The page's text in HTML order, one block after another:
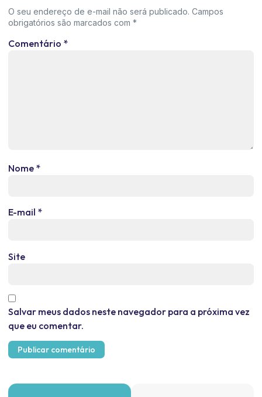
O seu endereço de e-mail não será publicado. Campos
obrigatórios são marcados com *
Comentário *
Nome *
E-mail *
Site
Salvar meus dados neste navegador para a próxima vez
que eu comentar.